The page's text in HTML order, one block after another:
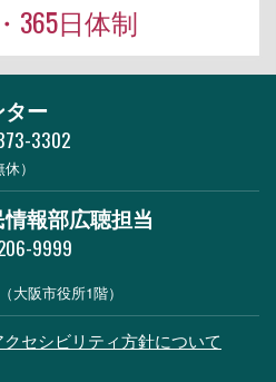
365日体制
ー
3302
）
報部広聴担当
9999
大阪市役所1階）
クセシビリティ方針について